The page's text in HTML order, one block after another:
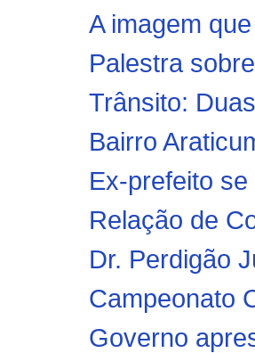
A imagem
Palestra
Trânsito:
Bairro
Ex-prefeito
Relação de
Dr. Perdigão
Campeonato
Governo